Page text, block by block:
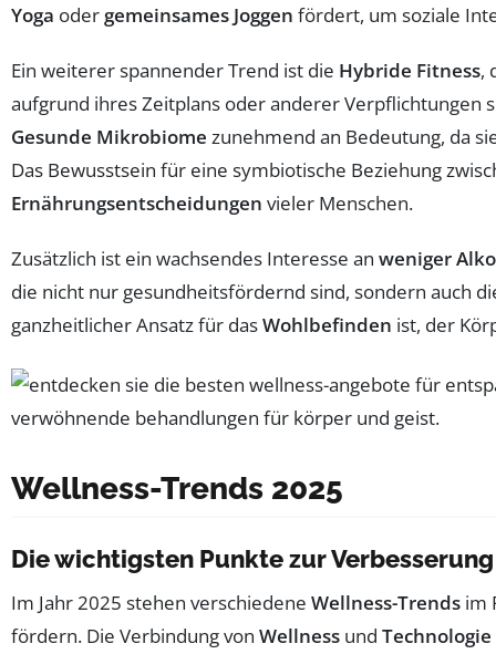
Yoga oder gemeinsames Joggen fördert, um soziale
Ein weiterer spannender Trend ist die Hybride Fitness,
aufgrund ihres Zeitplans oder anderer Verpflichtungen
Gesunde Mikrobiome zunehmend an Bedeutung, da
Das Bewusstsein für eine symbiotische Beziehung
Ernährungsentscheidungen vieler Menschen.
Zusätzlich ist ein wachsendes Interesse an weniger
die nicht nur gesundheitsfördernd sind, sondern auch
ganzheitlicher Ansatz für dasWohlbefinden ist, der
Wellness-Trends 2025
Die wichtigsten Punkte zur
Im Jahr 2025 stehen verschiedene Wellness-Trends im
fördern. Die Verbindung von Wellness und Technologie